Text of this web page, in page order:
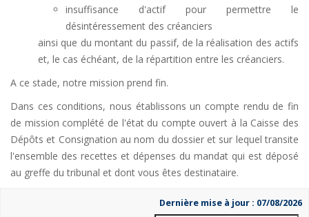
insuffisance d'actif pour permettre le
désintéressement des créanciers
ainsi que du montant du passif, de la réalisation des actifs
et, le cas échéant, de la répartition entre les créanciers.
A ce stade, notre mission prend fin.
Dans ces conditions, nous établissons un compte rendu de fin
de mission complété de l'état du compte ouvert à la Caisse des
Dépôts et Consignation au nom du dossier et sur lequel transite
l'ensemble des recettes et dépenses du mandat qui est déposé
au greffe du tribunal et dont vous êtes destinataire.
Dernière mise à jour : 07/08/2026